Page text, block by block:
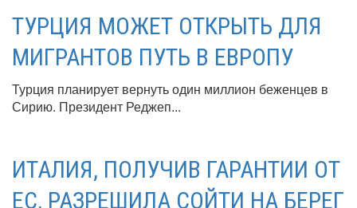
ТУРЦИЯ МОЖЕТ ОТКРЫТЬ ДЛЯ
МИГРАНТОВ ПУТЬ В ЕВРОПУ
Турция планирует вернуть один миллион беженцев в
Сирию. Президент Реджеп...
ИТАЛИЯ, ПОЛУЧИВ ГАРАНТИИ ОТ
ЕС, РАЗРЕШИЛА СОЙТИ НА БЕРЕГ